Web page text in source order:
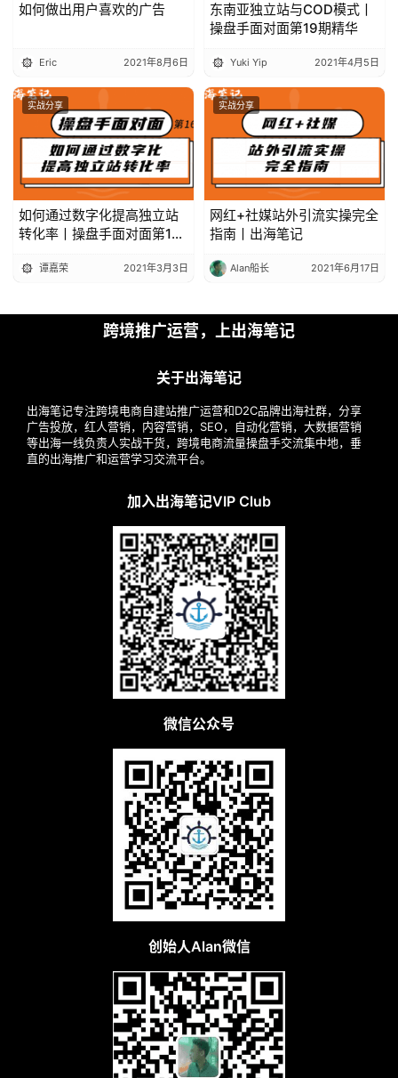
如何做出用户喜欢的广告
Eric 2021年8月6日
东南亚独立站与COD模式丨
操盘手面对面第19期精华
Yuki Yip 2021年4月5日
实战分享
如何通过数字化提高独立站
转化率丨操盘手面对面第16
谭嘉荣 2021年3月3日
实战分享
网红+社媒站外引流实操完全
指南丨出海笔记
Alan船长 2021年6月17日
跨境推广运营，上出海笔记
关于出海笔记
出海笔记专注跨境电商自建站推广运营和D2C品牌出海社群，分享
广告投放，红人营销，内容营销，SEO，自动化营销，大数据营销
等出海一线负责人实战干货，跨境电商流量操盘手交流集中地，垂
直的出海推广和运营学习交流平台。
加入出海笔记VIP Club
微信公众号
创始人Alan微信